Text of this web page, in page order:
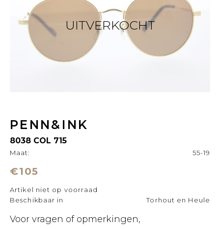
UITVERKOCHT
PENN&INK
8038 COL 715
Maat: 55-19
€105
Artikel niet op voorraad
Beschikbaar in
Torhout en Heule
Voor vragen of opmerkingen,